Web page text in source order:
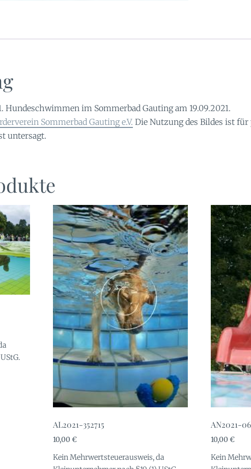
Hundeschwimmen im Sommerbad Gauting am 19.09.2021.
Sommerbad Gauting e.V. Die Nutzung des Bildes ist
untersagt.
AL2021-352715
10,00€
Kein Mehrwertsteuerausweis, da
AN2021-
10,00€
Kein